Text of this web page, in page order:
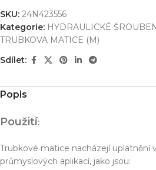
SKU: 24N423556
Kategorie: HYDRAULICKÉ
TRUBKOVA MATICE (M)
Sdílet:
Popis
Použití:
Trubkové matice nacházejí uplatnění
průmyslových aplikací, jako jsou: